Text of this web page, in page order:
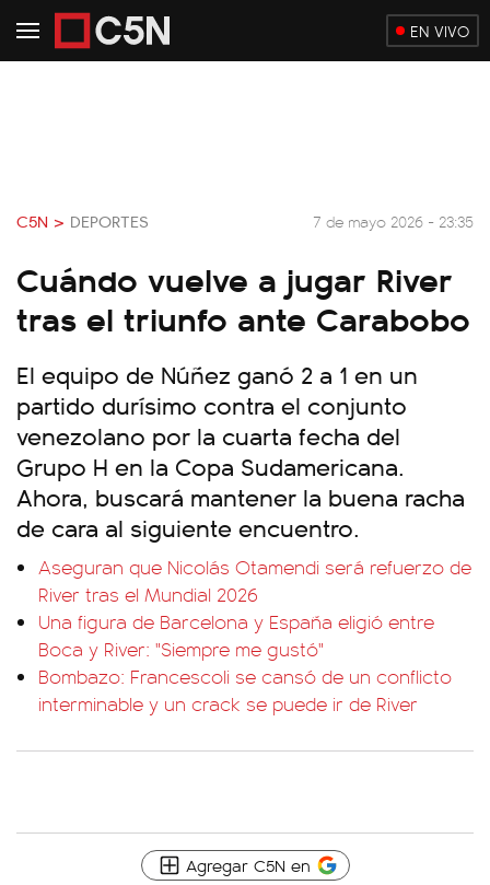
EN VIVO
C5N > DEPORTES 7 de mayo 2026 - 23:35
Cuándo vuelve a jugar River
tras el triunfo ante Carabobo
El equipo de Núñez ganó 2 a 1 en un
partido durísimo contra el conjunto
venezolano por la cuarta fecha del
Grupo H en la Copa Sudamericana.
Ahora, buscará mantener la buena racha
de cara al siguiente encuentro.
Aseguran que Nicolás Otamendi será refuerzo de
River tras el Mundial 2026
Una figura de Barcelona y España eligió entre
Boca y River: "Siempre me gustó"
Bombazo: Francescoli se cansó de un conflicto
interminable y un crack se puede ir de River
Agregar C5N en